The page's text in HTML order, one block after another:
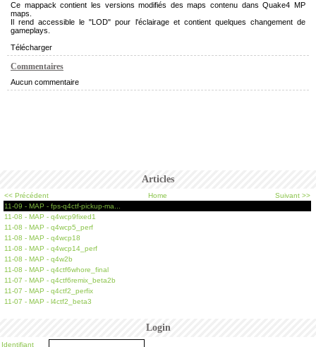
Articles
<< Précédent Home
Suivant >>
11-09 - MAP - fps-q4ctf-pickup-ma...
11-08 - MAP - q4wcp9fixed1
11-08 - MAP - q4wcp5_perf
11-08 - MAP - q4wcp18
11-08 - MAP - q4wcp14_perf
11-08 - MAP - q4w2b
11-08 - MAP - q4ctf6whore_final
11-07 - MAP - q4ctf6remix_beta2b
11-07 - MAP - q4ctf2_perfix
11-07 - MAP - l4ctf2_beta3
Login
Identifiant
Ce mappack contient les versions modifiés des maps contenu dans Quake4 MP
maps.
Il rend accessible le "LOD" pour l'éclairage et contient quelques changement de
gameplays.
Télécharger
Commentaires
Aucun commentaire